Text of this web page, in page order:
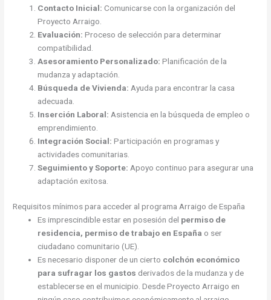
Contacto Inicial: Comunicarse con la organización del
Proyecto Arraigo.
Evaluación: Proceso de selección para determinar
compatibilidad.
Asesoramiento Personalizado: Planificación de la
mudanza y adaptación.
Búsqueda de Vivienda: Ayuda para encontrar la casa
adecuada.
Inserción Laboral: Asistencia en la búsqueda de empleo o
emprendimiento.
Integración Social: Participación en programas y
actividades comunitarias.
Seguimiento y Soporte: Apoyo continuo para asegurar una
adaptación exitosa.
Requisitos mínimos para acceder al programa Arraigo de España
Es imprescindible estar en posesión del permiso de
residencia, permiso de trabajo en España o ser
ciudadano comunitario (UE).
Es necesario disponer de un cierto colchón económico
para sufragar los gastos derivados de la mudanza y de
establecerse en el municipio. Desde Proyecto Arraigo en